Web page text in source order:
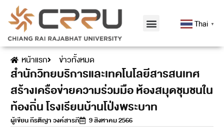
Thai ▼
หน้าแรก ข่าวทั้งหมด
สำนักวิทยบริการและเทคโนโลยีสารสนเทศ
สร้างเครือข่ายความร่วมมือ ห้องสมุดชุมชนใน
ท้องถิ่น โรงเรียนบ้านโป่งพระบาท
ผู้เขียนกีรติญา วงค์สารภี 9 สิงหาคม 2566